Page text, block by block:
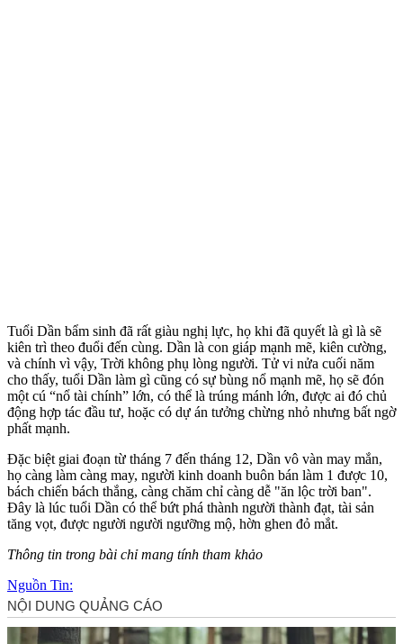
Tuổi Dần bẩm sinh đã rất giàu nghị lực, họ khi đã quyết là gì là sẽ
kiên trì theo đuổi đến cùng. Dần là con giáp mạnh mẽ, kiên cường,
và chính vì vậy, Trời không phụ lòng người. Tử vi nửa cuối năm
cho thấy, tuổi Dần làm gì cũng có sự bùng nổ mạnh mẽ, họ sẽ đón
một cú “nổ tài chính” lớn, có thể là trúng mánh lớn, được ai đó chủ
động hợp tác đầu tư, hoặc có dự án tưởng chừng nhỏ nhưng bất ngờ
phất mạnh.
Đặc biệt giai đoạn từ tháng 7 đến tháng 12, Dần vô vàn may mắn,
họ càng làm càng may, người kinh doanh buôn bán làm 1 được 10,
bách chiến bách thắng, càng chăm chỉ càng dễ "ăn lộc trời ban".
Đây là lúc tuổi Dần có thể bứt phá thành người thành đạt, tài sản
tăng vọt, được người người ngưỡng mộ, hờn ghen đỏ mắt.
Thông tin trong bài chỉ mang tính tham khảo
Nguồn Tin: